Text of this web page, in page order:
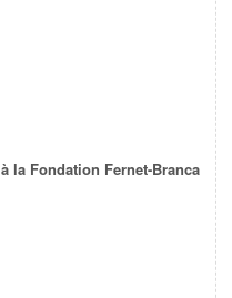
à la Fondation Fernet-Branca